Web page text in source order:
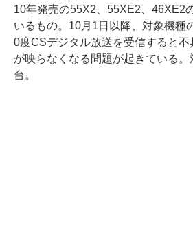
10年発売の55X2、55XE2、46XE2
いるもの。10月1日以降、対象機種
0度CSデジタル放送を受信すると
が映らなくなる問題が起きている
台。